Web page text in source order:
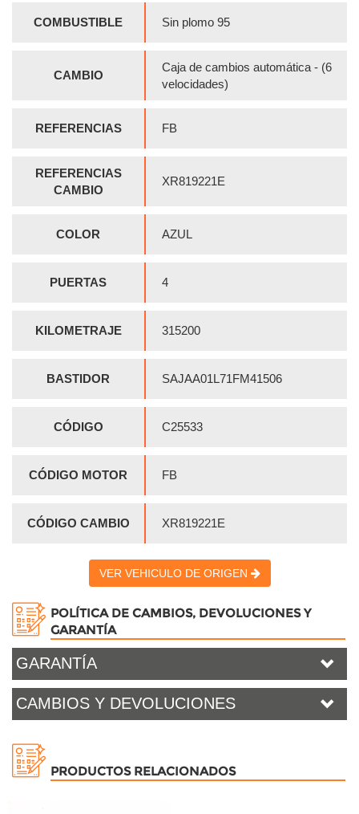
COMBUSTIBLE Sin plomo 95
CAMBIO
Caja de cambios automática - (6
velocidades)
REFERENCIAS FB
REFERENCIAS
CAMBIO
XR819221E
COLOR AZUL
PUERTAS 4
KILOMETRAJE 315200
BASTIDOR SAJAA01L71FM41506
CÓDIGO C25533
CÓDIGO MOTOR FB
CÓDIGO CAMBIO XR819221E
VER VEHICULO DE ORIGEN
POLÍTICA DE CAMBIOS, DEVOLUCIONES Y
GARANTÍA
GARANTÍA
CAMBIOS Y DEVOLUCIONES
PRODUCTOS RELACIONADOS